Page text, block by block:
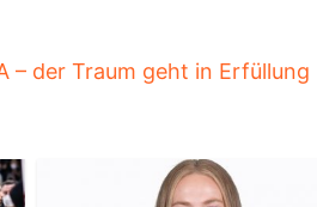
– der Traum geht in Erfüllung